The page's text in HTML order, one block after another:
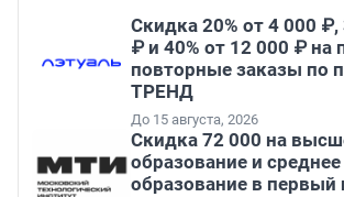
Скидка 20% от 4 000 ₽,
₽ и 40% от 12 000 ₽ на
повторные заказы по
ТРЕНД
До 15 августа, 2026
Скидка 72 000 на
образование и
образование в первый